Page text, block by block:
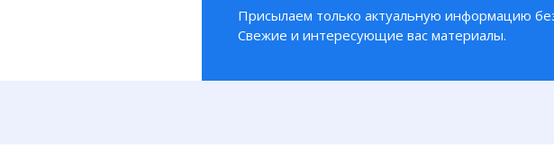
Присылаем только актуальную информацию
Свежие и интересующие вас материалы.